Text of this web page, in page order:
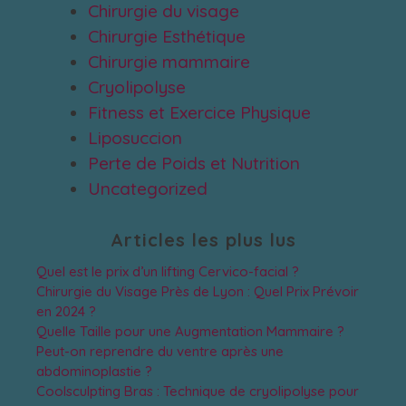
Chirurgie du visage
Chirurgie Esthétique
Chirurgie mammaire
Cryolipolyse
Fitness et Exercice Physique
Liposuccion
Perte de Poids et Nutrition
Uncategorized
Articles les plus lus
Quel est le prix d’un lifting Cervico-facial ?
Chirurgie du Visage Près de Lyon : Quel Prix Prévoir
en 2024 ?
Quelle Taille pour une Augmentation Mammaire ?
Peut-on reprendre du ventre après une
abdominoplastie ?
Coolsculpting Bras : Technique de cryolipolyse pour